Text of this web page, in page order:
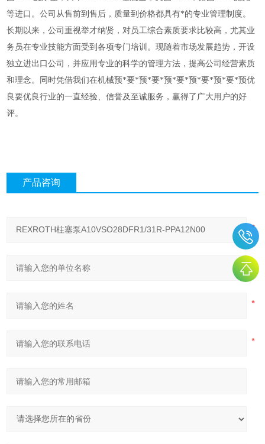
等进口。公司从售前到售后，质量到价格都具有*的专业管理制度。
长期以来，公司重视举才纳贤，对员工综合素质要求比较高，尤其业
务员在专业技能方面受到各项专门培训。现随着市场发展趋势，开设
独立进出口公司，并应用专业的科学的管理方法，提高公司经营素质
和理念。同时凭借我们在机械预*要*预*要*预*要*预*要*预*要*预优
良要优良行业的一直经验、信誉及至诚服务，赢得了广大用户的好
评。
产品咨询